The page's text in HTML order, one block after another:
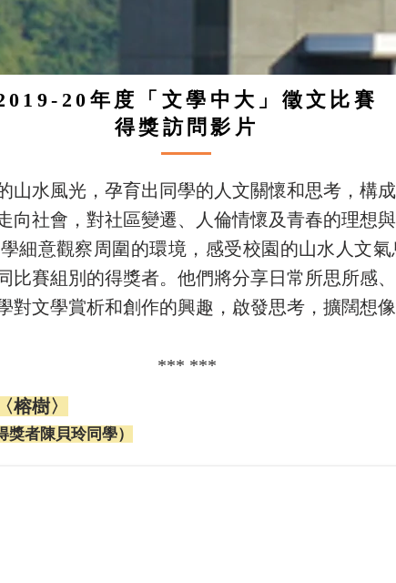
20年度「文學中大」徵文比賽
得獎訪問影片
山水風光，孕育出同學的人文關懷和思考，構
向社會，對社區變遷、人倫情懷及青春的理想
細意觀察周圍的環境，感受校園的山水人文
比賽組別的得獎者。他們將分享日常所思所感
對文學賞析和創作的興趣，啟發思考，擴闊想像
​*** ***
榕樹〉
獎者陳貝玲同學）